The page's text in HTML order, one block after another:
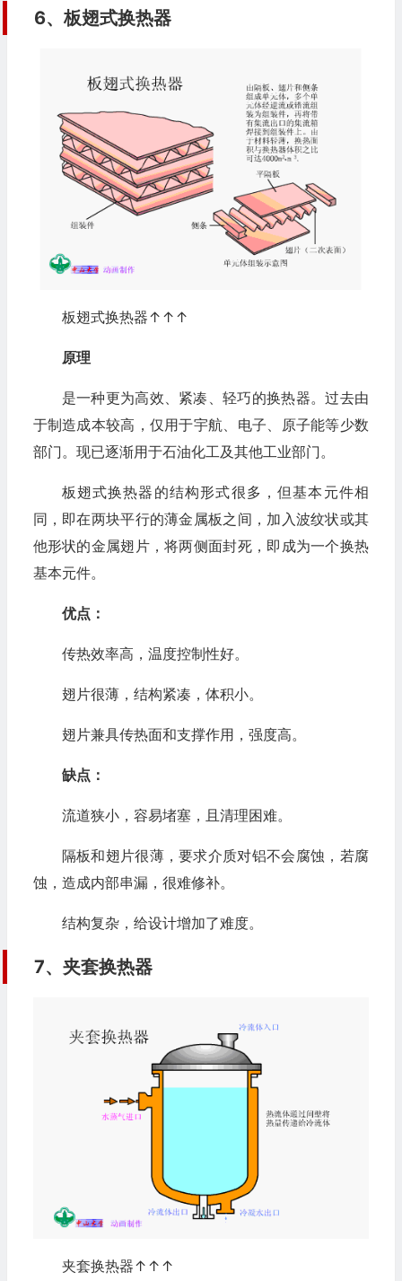
6、板翅式换热器
板翅式换热器↑↑↑
原理
是一种更为高效、紧凑、轻巧的换热器。过去由
于制造成本较高，仅用于宇航、电子、原子能等少数
部门。现已逐渐用于石油化工及其他工业部门。
板翅式换热器的结构形式很多，但基本元件相
同，即在两块平行的薄金属板之间，加入波纹状或其
他形状的金属翅片，将两侧面封死，即成为一个换热
基本元件。
优点：
传热效率高，温度控制性好。
翅片很薄，结构紧凑，体积小。
翅片兼具传热面和支撑作用，强度高。
缺点：
流道狭小，容易堵塞，且清理困难。
隔板和翅片很薄，要求介质对铝不会腐蚀，若腐
蚀，造成内部串漏，很难修补。
结构复杂，给设计增加了难度。
7、夹套换热器
夹套换热器↑↑↑